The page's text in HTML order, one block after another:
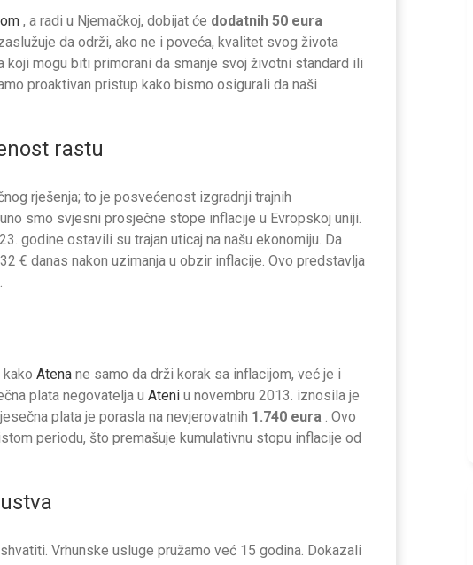
, a radi u Njemačkoj, dobijat će dodatnih 50 eura
da održi, ako ne i poveća, kvalitet svog života
mogu biti primorani da smanje svoj životni standard ili
proaktivan pristup kako bismo osigurali da naši
rastu
rješenja; to je posvećenost izgradnji trajnih
smo svjesni prosječne stope inflacije u Evropskoj uniji.
godine ostavili su trajan uticaj na našu ekonomiju. Da
€ danas nakon uzimanja u obzir inflacije. Ovo predstavlja
Atena ne samo da drži korak sa inflacijom, već je i
plata negovatelja u Ateni u novembru 2013. iznosila je
plata je porasla na nevjerovatnih 1.740 eura . Ovo
periodu, što premašuje kumulativnu stopu inflacije od
Vrhunske usluge pružamo već 15 godina. Dokazali